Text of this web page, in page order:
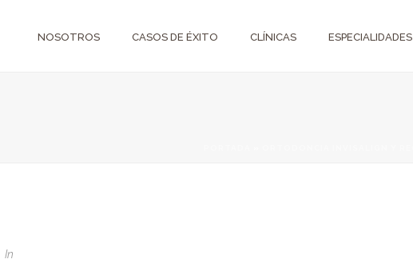
NOSOTROS CASOS DE ÉXITO CLÍNICAS ESPECIALIDADES
In